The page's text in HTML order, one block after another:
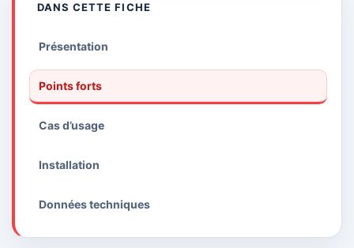
DANS CETTE FICHE
Présentation
Points forts
Cas d’usage
Installation
Données techniques